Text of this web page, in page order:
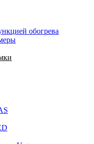
обогрева